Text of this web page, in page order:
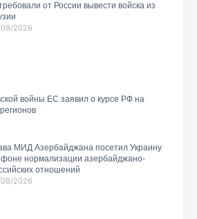
от России вывести войска из
2026
войны ЕС заявил о курсе РФ на
МИД Азербайджана посетил Украину
нормализации азербайджано-
отношений
2026